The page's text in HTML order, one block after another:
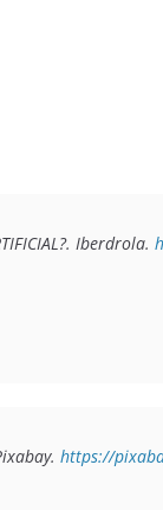
Iberdrola.
https://